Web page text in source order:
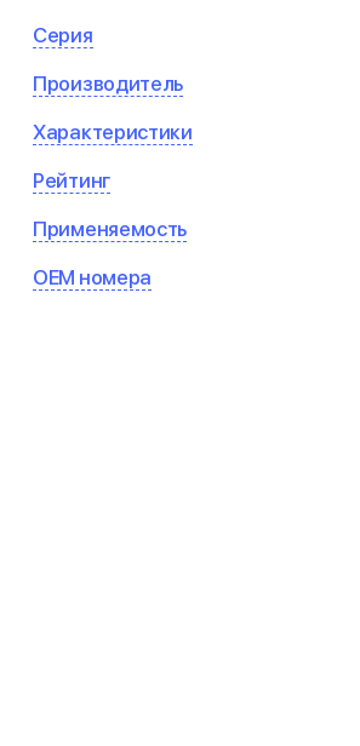
Серия
Производитель
Характеристики
Рейтинг
Применяемость
OEM номера